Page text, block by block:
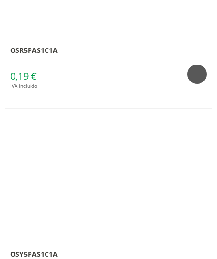
OSR5PAS1C1A
0,19 €
IVA incluído
OSY5PAS1C1A